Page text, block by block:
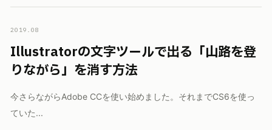
2019.08
Illustratorの文字ツールで出る「山路を登
りながら」を消す方法
今さらながらAdobe CCを使い始めました。それまでCS6を使っ
ていた...